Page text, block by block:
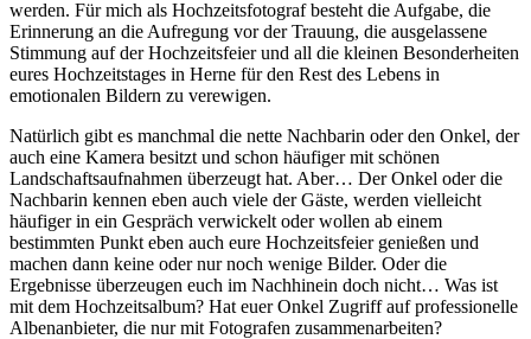
werden. Für mich als Hochzeitsfotograf besteht die Aufgabe, die
Erinnerung an die Aufregung vor der Trauung, die ausgelassene
Stimmung auf der Hochzeitsfeier und all die kleinen Besonderheiten
eures Hochzeitstages in Herne für den Rest des Lebens in
emotionalen Bildern zu verewigen.
Natürlich gibt es manchmal die nette Nachbarin oder den Onkel, der
auch eine Kamera besitzt und schon häufiger mit schönen
Landschaftsaufnahmen überzeugt hat. Aber… Der Onkel oder die
Nachbarin kennen eben auch viele der Gäste, werden vielleicht
häufiger in ein Gespräch verwickelt oder wollen ab einem
bestimmten Punkt eben auch eure Hochzeitsfeier genießen und
machen dann keine oder nur noch wenige Bilder. Oder die
Ergebnisse überzeugen euch im Nachhinein doch nicht… Was ist
mit dem Hochzeitsalbum? Hat euer Onkel Zugriff auf professionelle
Albenanbieter, die nur mit Fotografen zusammenarbeiten?